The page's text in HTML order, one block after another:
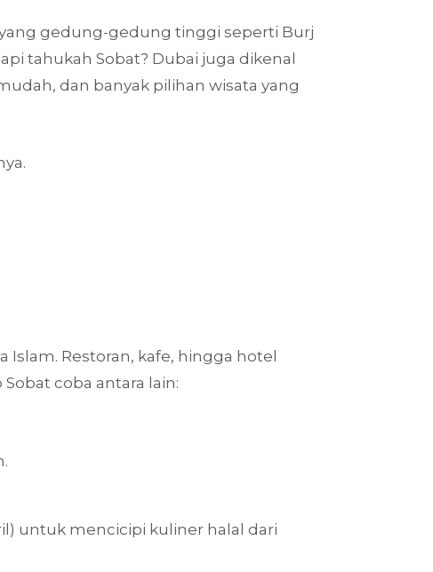
gedung-gedung tinggi seperti Burj
tahukah Sobat? Dubai juga dikenal
dan banyak pilihan wisata yang
Restoran, kafe, hingga hotel
coba antara lain:
untuk mencicipi kuliner halal dari